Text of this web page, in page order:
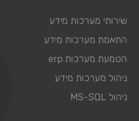
שירותי מערכות מידע
התאמת מערכות מידע
הטמעת מערכות erp
ניהול מערכות מידע
ניהול MS-SQL